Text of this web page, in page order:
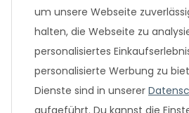
Beliebte Angebote
um unsere Webseite
halten, die Webseite zu
personalisiertes
personalisierte Werbung zu
Dienste sind in unserer
aufgeführt. Du kannst die